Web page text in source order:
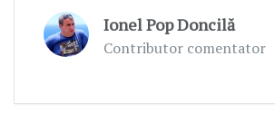
Ionel Pop Doncilă
Contributor comentator